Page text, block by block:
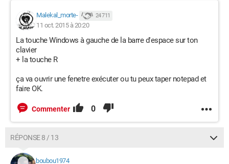
Malekal_morte- 24 711
11 oct. 2015 à 20:20
La touche Windows à gauche de la barre d'espace sur ton
clavier
+ la touche R
ça va ouvrir une fenetre exécuter ou tu peux taper notepad et
faire OK.
Commenter 0
RÉPONSE 8 / 13
boubou1974